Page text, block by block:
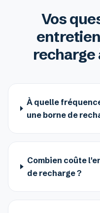
Vos
recharge
À quelle
une borne de
Combien coûte
de recharge ?